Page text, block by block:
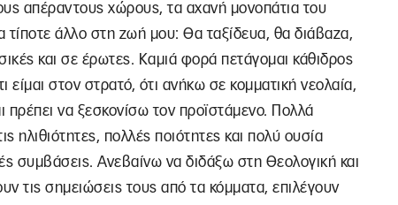
απέραντους χώρους, τα αχανή μονοπάτια του
τίποτε άλλο στη ζωή μου: Θα ταξίδευα, θα διάβαζα,
και σε έρωτες. Καμιά φορά πετάγομαι κάθιδρος
είμαι στον στρατό, ότι ανήκω σε κομματική νεολαία,
πρέπει να ξεσκονίσω τον προϊστάμενο. Πολλά
ηλιθιότητες, πολλές ποιότητες και πολύ ουσία
συμβάσεις. Ανεβαίνω να διδάξω στη Θεολογική και
τις σημειώσεις τους από τα κόμματα, επιλέγουν